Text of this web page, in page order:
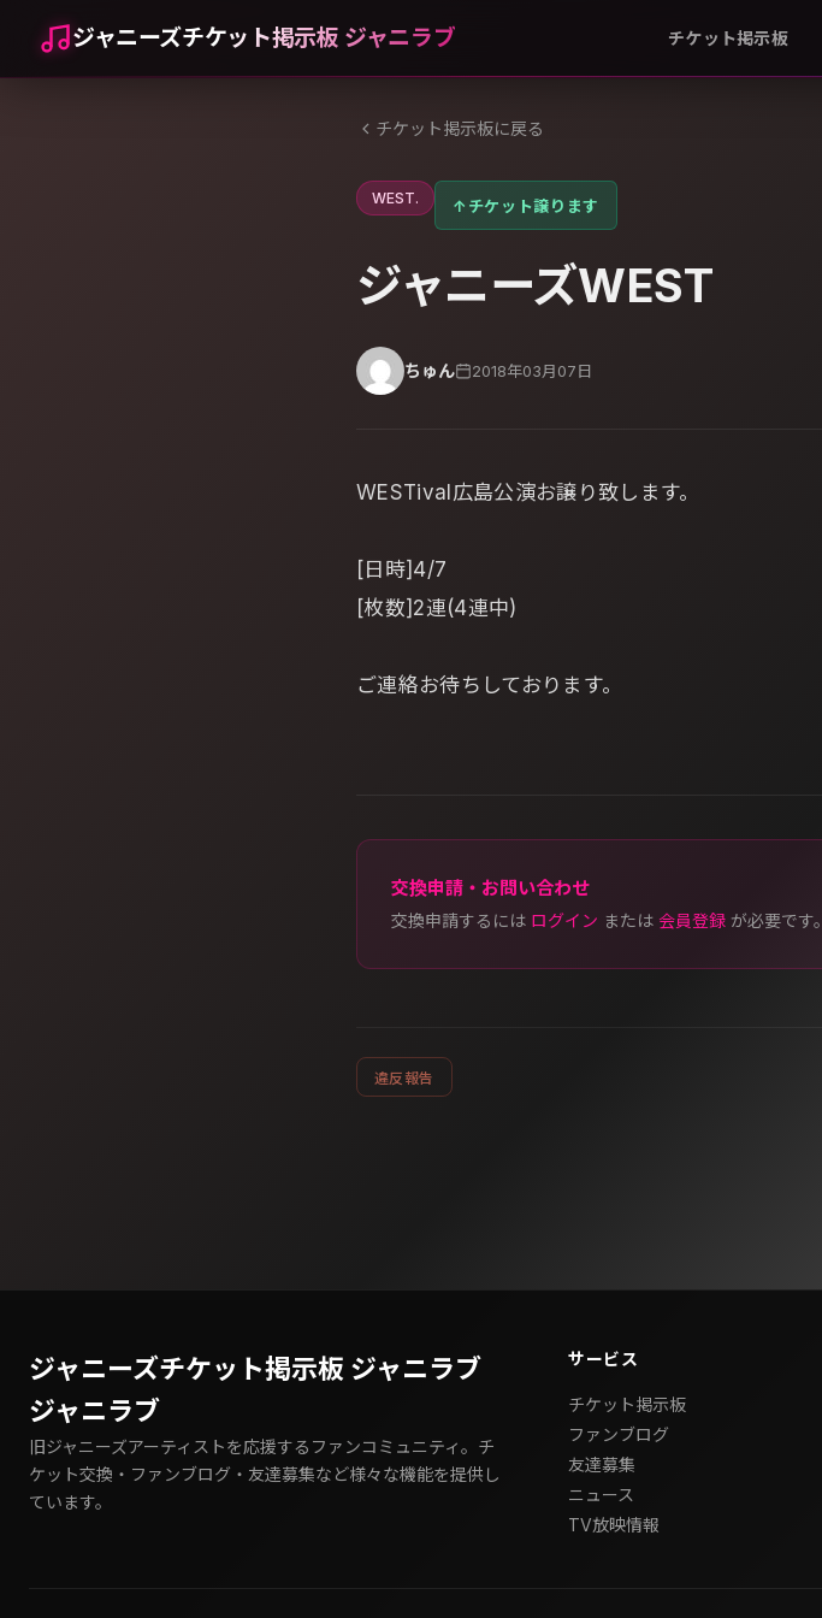
ジャニーズチケット掲示板 ジャニラブ チケット掲示板
チケット掲示板に戻る
WEST. ↑ チケット譲ります
ジャニーズWEST
ちゅん 2018年03月07日
WESTival広島公演お譲り致します。
[日時]4/7
[枚数]2連(4連中)
ご連絡お待ちしております。
交換申請・お問い合わせ
交換申請するには ログイン または 会員登録 が必要です。
違反報告
ジャニーズチケット掲示板 ジャニラブ
ジャニラブ
旧ジャニーズアーティストを応援するファンコミュニティ。チ
ケット交換・ファンブログ・友達募集など様々な機能を提供し
ています。
サービス
チケット掲示板
ファンブログ
友達募集
ニュース
TV放映情報